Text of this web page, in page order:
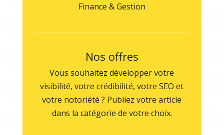
Finance & Gestion
Nos offres
Vous souhaitez développer votre
visibilité, votre crédibilité, votre SEO et
votre notoriété ? Publiez votre article
dans la catégorie de votre choix.